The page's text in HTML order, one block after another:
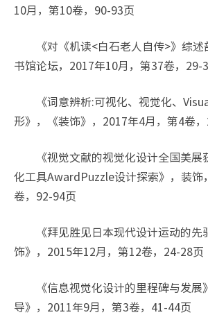
10月，第10卷，90-93页
《对《机读<白石老人自传>》综
书馆论坛，2017年10月，第37卷，29-
《词意辨析:可视化、视觉化、
形》，《装饰》，2017年4月，第4卷
《视觉文献的视觉化设计全国美
化工具AwardPuzzle设计探索》，装饰
卷，92-94页
《拜见胜见日本现代设计运动的
饰》，2015年12月，第12卷，24-28页
《信息视觉化设计的里程碑与发展
导》，2011年9月，第3卷，41-44页